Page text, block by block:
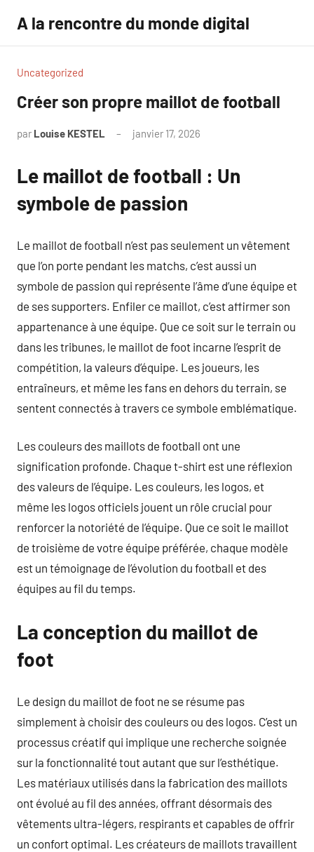
contenu
A la rencontre du monde digital
Uncategorized
Créer son propre maillot de football
par Louise KESTEL janvier 17, 2026
Le maillot de football : Un
symbole de passion
Le maillot de football n’est pas seulement un vêtement
que l’on porte pendant les matchs, c’est aussi un
symbole de passion qui représente l’âme d’une équipe et
de ses supporters. Enfiler ce maillot, c’est affirmer son
appartenance à une équipe. Que ce soit sur le terrain ou
dans les tribunes, le maillot de foot incarne l’esprit de
compétition, la valeurs d’équipe. Les joueurs, les
entraîneurs, et même les fans en dehors du terrain, se
sentent connectés à travers ce symbole emblématique.
Les couleurs des maillots de football ont une
signification profonde. Chaque t-shirt est une réflexion
des valeurs de l’équipe. Les couleurs, les logos, et
même les logos officiels jouent un rôle crucial pour
renforcer la notoriété de l’équipe. Que ce soit le maillot
de troisième de votre équipe préférée, chaque modèle
est un témoignage de l’évolution du football et des
équipes au fil du temps.
La conception du maillot de
foot
Le design du maillot de foot ne se résume pas
simplement à choisir des couleurs ou des logos. C’est un
processus créatif qui implique une recherche soignée
sur la fonctionnalité tout autant que sur l’esthétique.
Les matériaux utilisés dans la fabrication des maillots
ont évolué au fil des années, offrant désormais des
vêtements ultra-légers, respirants et capables de offrir
un confort optimal. Les créateurs de maillots travaillent